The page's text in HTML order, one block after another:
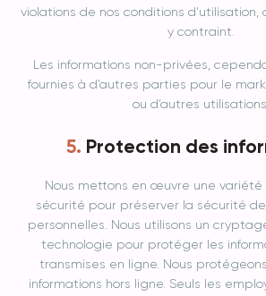
violations de nos conditions d’utilisation,
y contraint.
Les informations non-privées,
fournies à d’autres parties pour le
ou d’autres
Protection des
Nous mettons en œuvre une variété
sécurité pour préserver la sécurité
personnelles. Nous utilisons un
technologie pour protéger les
transmises en ligne. Nous
informations hors ligne. Seuls les